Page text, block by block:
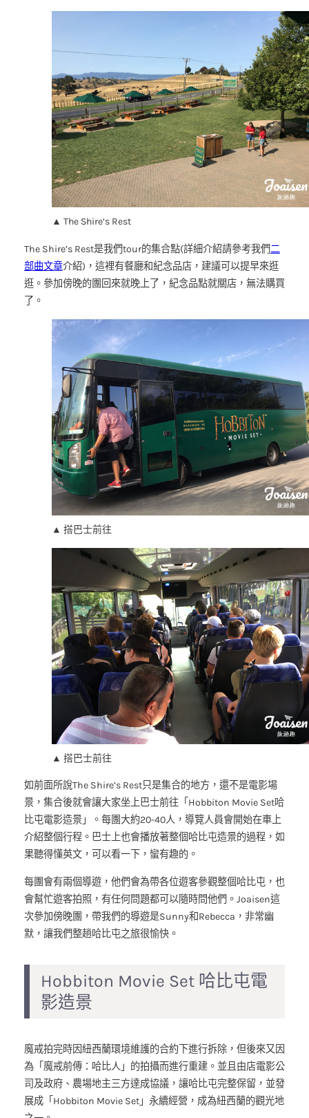
▲ The Shire’s Rest
The Shire’s Rest是我們tour的集合點(詳細介紹請參考我們二
部曲文章介紹)，這裡有餐廳和紀念品店，建議可以提早來逛
逛。參加傍晚的團回來就晚上了，紀念品點就關店，無法購買
了。
▲ 搭巴士前往
▲ 搭巴士前往
如前面所說The Shire’s Rest只是集合的地方，還不是電影場
景，集合後就會讓大家坐上巴士前往「Hobbiton Movie Set哈
比屯電影造景」。每團大約20-40人，導覽人員會開始在車上
介紹整個行程。巴士上也會播放著整個哈比屯造景的過程，如
果聽得懂英文，可以看一下，蠻有趣的。
每團會有兩個導遊，他們會為帶各位遊客參觀整個哈比屯，也
會幫忙遊客拍照，有任何問題都可以隨時問他們。Joaisen這
次參加傍晚團，帶我們的導遊是Sunny和Rebecca，非常幽
默，讓我們整趟哈比屯之旅很愉快。
Hobbiton Movie Set 哈比屯電
影造景
魔戒拍完時因紐西蘭環境維護的合約下進行拆除，但後來又因
為「魔戒前傳：哈比人」的拍攝而進行重建。並且由店電影公
司及政府、農場地主三方達成協議，讓哈比屯完整保留，並發
展成「Hobbiton Movie Set」永續經營，成為紐西蘭的觀光地